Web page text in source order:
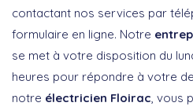
contactant nos services par
formulaire en ligne. Notre
se met à votre disposition du
heures pour répondre à votre
notre électricien Floirac , vous